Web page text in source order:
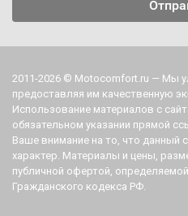
2011-2026 © Motocomfort.ru — Мы
предоставляя им качественную
Использование материалов с
обязательном указании прямой
Ваше внимание на то, что данный
характер. Материалы и цены,
публичной офертой,
Гражданского кодекса РФ.